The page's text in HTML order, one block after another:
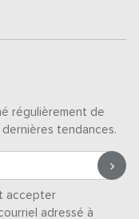
régulièrement de
dernières tendances.
accepter
adressé à